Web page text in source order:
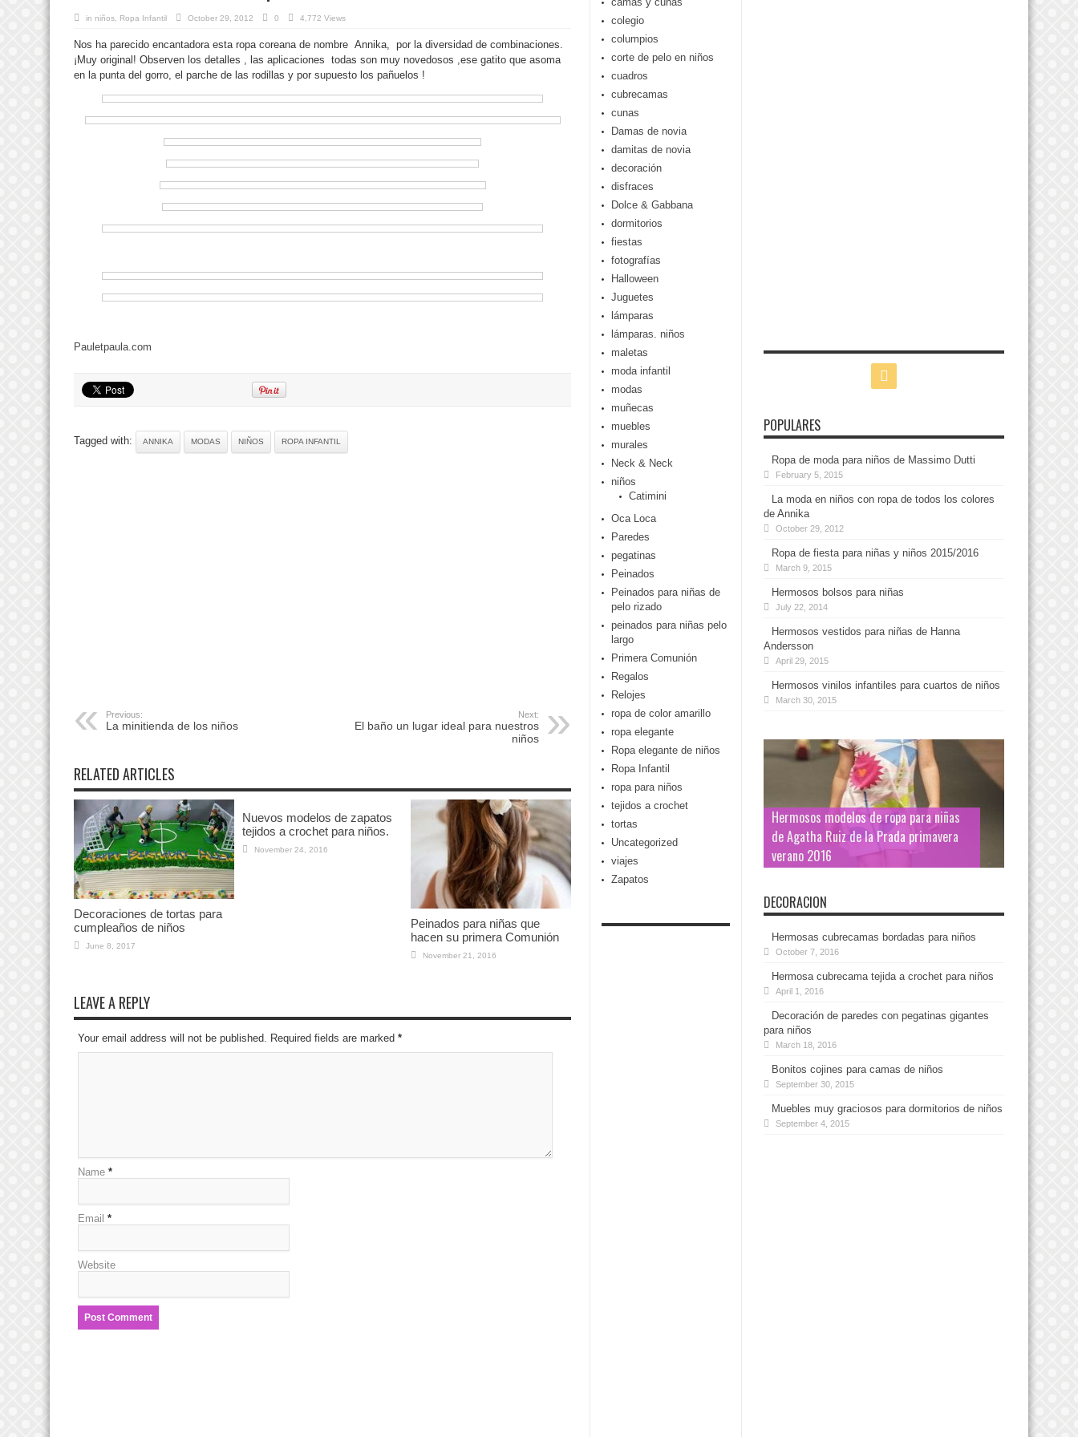
in niños Ropa Infantil October 29, 2012 0 4,772 Views
Nos ha parecido encantadora esta ropa coreana de nombre Annika, por la diversidad de combinaciones.
¡Muy original! Observen los detalles , las aplicaciones todas son muy novedosos ,ese gatito que asoma
en la punta del gorro, el parche de las rodillas y por supuesto los pañuelos !
Pauletpaula.com
Tagged with: ANNIKA MODAS NIÑOS ROPA INFANTIL
Previous:
La minitienda de los niños
Next:
El baño un lugar ideal para nuestros
niños
RELATED ARTICLES
Decoraciones de tortas para
cumpleaños de niños
June 8, 2017
Nuevos modelos de zapatos
tejidos a crochet para niños.
November 24, 2016
Peinados para niñas que
hacen su primera Comunión
November 21, 2016
LEAVE A REPLY
Your email address will not be published. Required fields are marked *
Name *
Email *
Website
colegio
columpios
corte de pelo en niños
cuadros
cubrecamas
cunas
Damas de novia
damitas de novia
decoración
disfraces
Dolce & Gabbana
dormitorios
fiestas
fotografías
Halloween
Juguetes
lámparas
lámparas. niños
maletas
moda infantil
modas
muñecas
muebles
murales
Neck & Neck
niños
Catimini
Oca Loca
Paredes
pegatinas
Peinados
Peinados para niñas de
pelo rizado
peinados para niñas pelo
largo
Primera Comunión
Regalos
Relojes
ropa de color amarillo
ropa elegante
Ropa elegante de niños
Ropa Infantil
ropa para niños
tejidos a crochet
tortas
Uncategorized
viajes
Zapatos
POPULARES
Ropa de moda para niños de Massimo Dutti
February 5, 2015
La moda en niños con ropa de todos los colores
de Annika
October 29, 2012
Ropa de fiesta para niñas y niños 2015/2016
March 9, 2015
Hermosos bolsos para niñas
July 22, 2014
Hermosos vestidos para niñas de Hanna
Andersson
April 29, 2015
Hermosos vinilos infantiles para cuartos de niños
March 30, 2015
Hermosos modelos de ropa para niñas
de Agatha Ruiz de la Prada primavera
verano 2016
DECORACION
Hermosas cubrecamas bordadas para niños
October 7, 2016
Hermosa cubrecama tejida a crochet para niños
April 1, 2016
Decoración de paredes con pegatinas gigantes
para niños
March 18, 2016
Bonitos cojines para camas de niños
September 30, 2015
Muebles muy graciosos para dormitorios de niños
September 4, 2015